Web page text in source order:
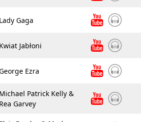
Lady Gaga
Kwiat Jabłoni
Ezra
Michael Patrick Kelly &
Rea Garvey